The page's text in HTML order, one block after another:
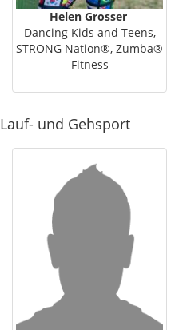
Helen Grosser
Dancing Kids and Teens,
STRONG Nation®, Zumba®
Fitness
Lauf- und Gehsport